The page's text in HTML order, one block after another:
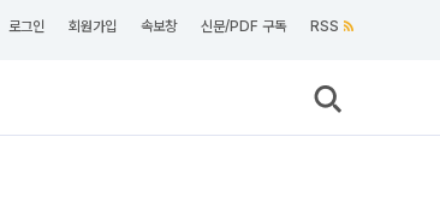
로그인 회원가입 속보창 신문/PDF 구독 RSS